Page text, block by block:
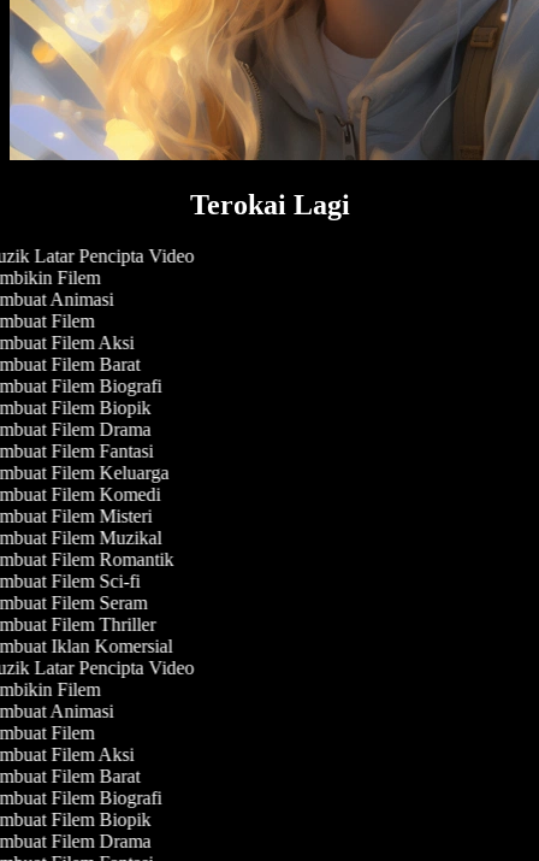
Terokai Lagi
Latar Pencipta Video
Filem
Animasi
Filem
Filem Aksi
Filem Barat
Filem Biografi
Filem Biopik
Filem Drama
Filem Fantasi
Filem Keluarga
Filem Komedi
Filem Misteri
Filem Muzikal
Filem Romantik
Filem Sci-fi
Filem Seram
Filem Thriller
Iklan Komersial
Latar Pencipta Video
Filem
Animasi
Filem
Filem Aksi
Filem Barat
Filem Biografi
Filem Biopik
Filem Drama